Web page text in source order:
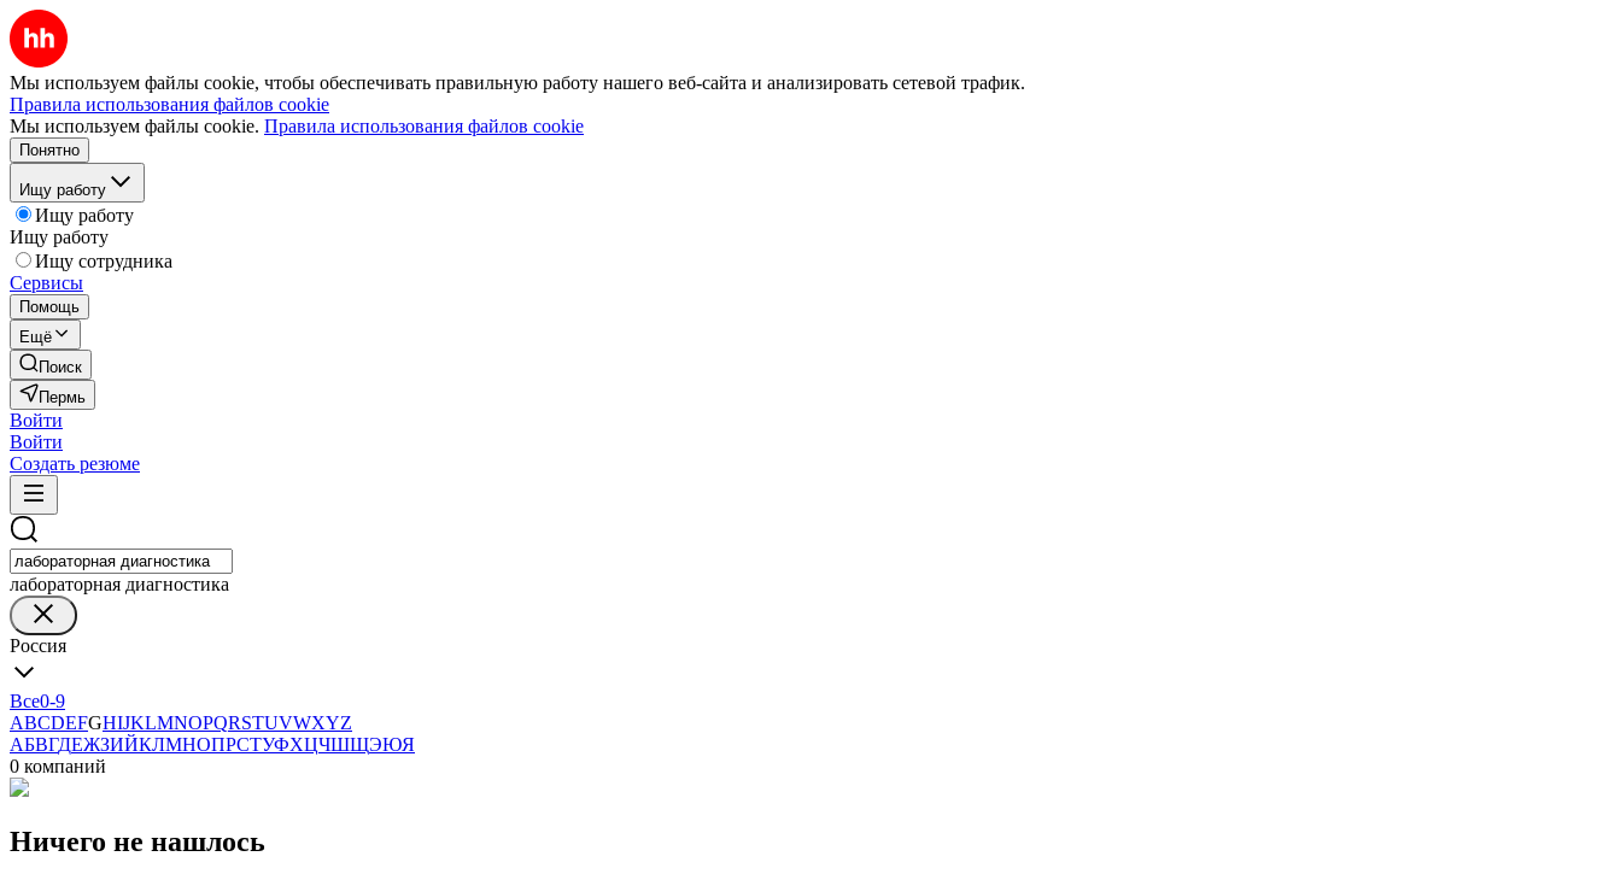
Мы используем файлы cookie, чтобы обеспечивать правильную работу нашего веб-сайта и анализировать сетевой трафик.
Правила использования файлов cookie
Мы используем файлы cookie. Правила использования файлов cookie
Понятно
Ищу работу
Ищу работу
Ищу работу
Ищу сотрудника
Сервисы
Помощь
Ещё
Поиск
Пермь
Войти
Войти
Создать резюме
лабораторная диагностика
Россия
Все0-9
ABCDEFGHIJKLMNOPQRSTUVWXYZ
АБВГДЕЖЗИЙКЛМНОПРСТУФХЦЧШЩЭЮЯ
0 компаний
Ничего не нашлось